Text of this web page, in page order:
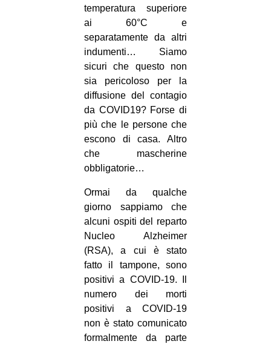
EVENTI
in
Fb
tw
bsky
ms
temperatura superiore
ai 60°C e
separatamente da altri
indumenti… Siamo
sicuri che questo non
sia pericoloso per la
diffusione del contagio
da COVID19? Forse di
più che le persone che
escono di casa. Altro
che mascherine
obbligatorie…
Ormai da qualche
giorno sappiamo che
alcuni ospiti del reparto
Nucleo Alzheimer
(RSA), a cui è stato
fatto il tampone, sono
positivi a COVID-19. Il
numero dei morti
positivi a COVID-19
non è stato comunicato
formalmente da parte